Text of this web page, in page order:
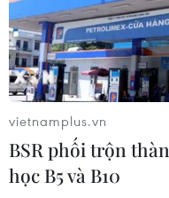
16/12/2016 00:01
Lim Yong Nam, 42
Steven Lim, đã xuất
tạo bom và thiết bị nổ
vietnamplus.vn
BSR phối trộn
học B5 và B10